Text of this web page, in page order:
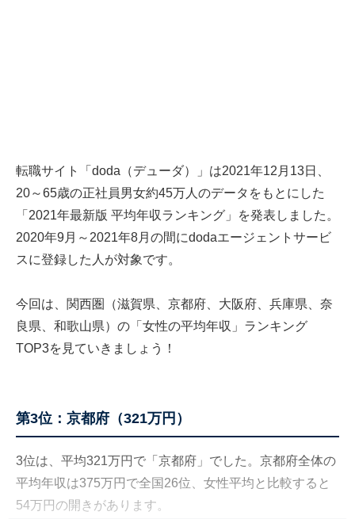
転職サイト「doda（デューダ）」は2021年12月13日、
20～65歳の正社員男女約45万人のデータをもとにした
「2021年最新版 平均年収ランキング」を発表しました。
2020年9月～2021年8月の間にdodaエージェントサービ
スに登録した人が対象です。
今回は、関西圏（滋賀県、京都府、大阪府、兵庫県、奈
良県、和歌山県）の「女性の平均年収」ランキング
TOP3を見ていきましょう！
第3位：京都府（321万円）
3位は、平均321万円で「京都府」でした。京都府全体の
平均年収は375万円で全国26位、女性平均と比較すると
54万円の開きがあります。